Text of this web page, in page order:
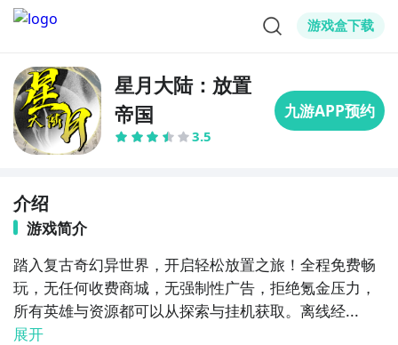
游戏盒下载
星月大陆：放置
帝国
3.5
介绍
游戏简介
踏入复古奇幻异世界，开启轻松放置之旅！全程免费畅
玩，无任何收费商城，无强制性广告，拒绝氪金压力，
所有英雄与资源都可以从探索与挂机获取。离线经...
展开